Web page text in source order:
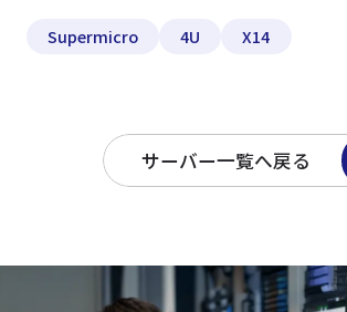
Supermicro 4U X14
サーバー一覧へ戻る